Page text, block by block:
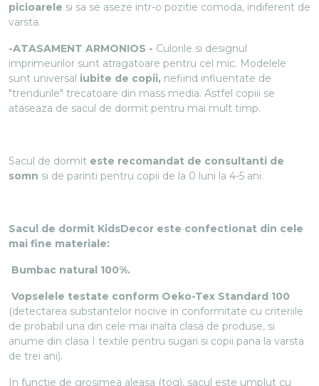
picioarele si sa se aseze intr-o pozitie comoda, indiferent de
varsta.
-ATASAMENT ARMONIOS - Culorile si designul
imprimeurilor sunt atragatoare pentru cel mic. Modelele
sunt universal iubite de copii, nefiind influentate de
"trendurile" trecatoare din mass media. Astfel copiii se
ataseaza de sacul de dormit pentru mai mult timp.
Sacul de dormit este recomandat de consultanti de
somn si de parinti pentru copii de la 0 luni la 4-5 ani.
Sacul de dormit KidsDecor este confectionat din cele
mai fine materiale:
Bumbac natural 100%.
Vopselele testate conform Oeko-Tex Standard 100
(detectarea substantelor nocive in conformitate cu criteriile
de probabil una din cele mai inalta clasa de produse, si
anume din clasa I textile pentru sugari si copii pana la varsta
de trei ani).
In functie de grosimea aleasa (tog), sacul este umplut cu